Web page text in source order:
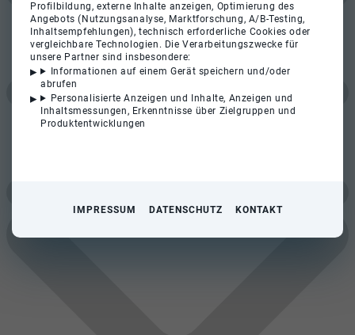
Profilbildung, externe Inhalte anzeigen, Optimierung des
Angebots (Nutzungsanalyse, Marktforschung, A/B-Testing,
Inhaltsempfehlungen), technisch erforderliche Cookies oder
vergleichbare Technologien. Die Verarbeitungszwecke für
unsere Partner sind insbesondere:
Informationen auf einem Gerät speichern und/oder
abrufen
Personalisierte Anzeigen und Inhalte, Anzeigen und
Inhaltsmessungen, Erkenntnisse über Zielgruppen und
Produktentwicklungen
IMPRESSUM DATENSCHUTZ KONTAKT